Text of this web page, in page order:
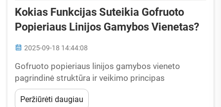
Kokias Funkcijas Suteikia Gofruoto
Popieriaus Linijos Gamybos Vienetas?
2025-09-18 14:44:08
Gofruoto popieriaus linijos gamybos vieneto
pagrindinė struktūra ir veikimo principas
Šiandienos gofruoto popieriaus gamybos linijos
sujungia tris pagrindinius etapus – plokštės
Peržiūrėti daugiau